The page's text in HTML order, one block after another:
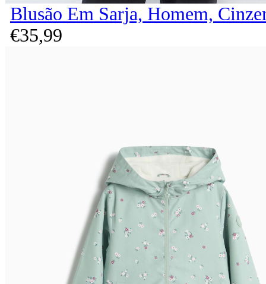
Blusão Em Sarja, Homem,
€35,99